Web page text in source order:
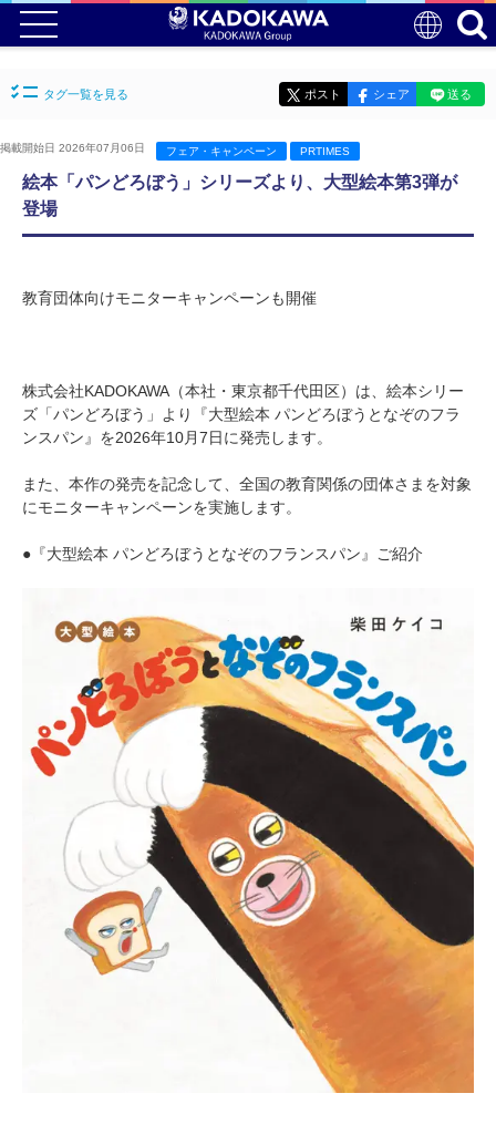
タグ一覧を見る ポスト シェア 送る
掲載開始日 2026年07月06日 フェア・キャンペーン PRTIMES
絵本「パンどろぼう」シリーズより、大型絵本第3弾が
登場
教育団体向けモニターキャンペーンも開催
株式会社KADOKAWA（本社・東京都千代田区）は、絵本シリー
ズ「パンどろぼう」より『大型絵本 パンどろぼうとなぞのフラ
ンスパン』を2026年10月7日に発売します。
また、本作の発売を記念して、全国の教育関係の団体さまを対象
にモニターキャンペーンを実施します。
●『大型絵本 パンどろぼうとなぞのフランスパン』ご紹介